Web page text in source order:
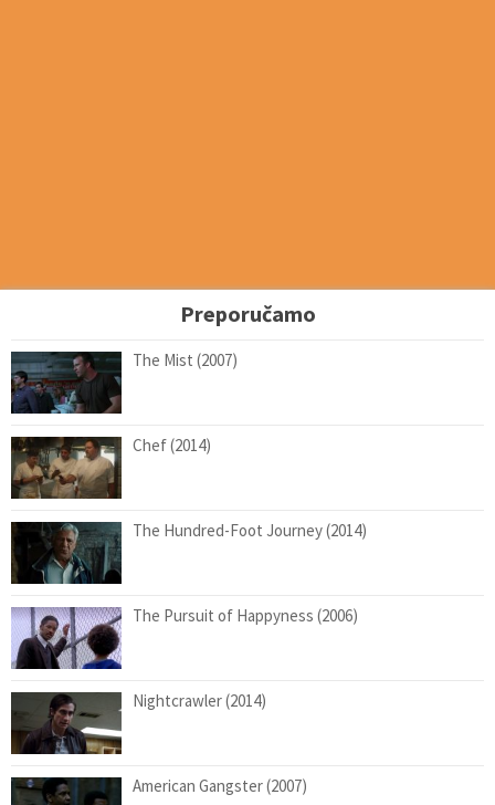
Preporučamo
The Mist (2007)
Chef (2014)
The Hundred-Foot Journey (2014)
The Pursuit of Happyness (2006)
Nightcrawler (2014)
American Gangster (2007)